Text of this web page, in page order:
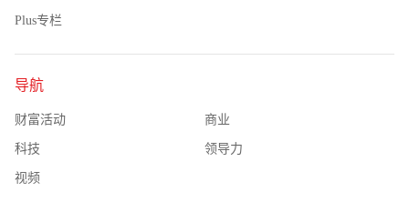
Plus专栏
导航
财富活动 商业
科技 领导力
视频